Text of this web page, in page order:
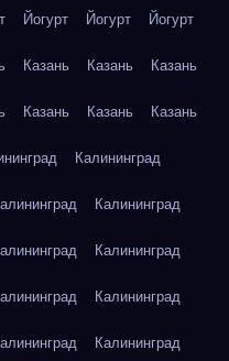
Йогурт Йогурт Йогурт
Казань Казань Казань
Казань Казань Казань
Калининград
Калининград
Калининград
Калининград
Калининград